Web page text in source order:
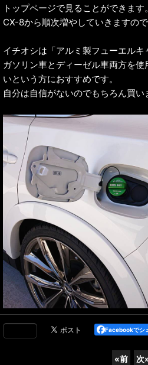
トップページで見ることができます。
CX-8から順次増やしていきますの
イチオシは「アルミ製フューエルキ
ガソリン車とディーゼル車両方を
いという方におすすめです。
自分は自信がないのでもちろん買い
Facebookでシ
«前 次